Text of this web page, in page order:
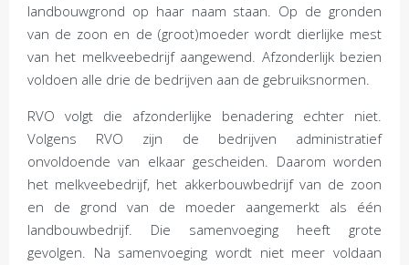
landbouwgrond op haar naam staan. Op de gronden
van de zoon en de (groot)moeder wordt dierlijke mest
van het melkveebedrijf aangewend. Afzonderlijk bezien
voldoen alle drie de bedrijven aan de gebruiksnormen.
RVO volgt die afzonderlijke benadering echter niet.
Volgens RVO zijn de bedrijven administratief
onvoldoende van elkaar gescheiden. Daarom worden
het melkveebedrijf, het akkerbouwbedrijf van de zoon
en de grond van de moeder aangemerkt als één
landbouwbedrijf. Die samenvoeging heeft grote
gevolgen. Na samenvoeging wordt niet meer voldaan